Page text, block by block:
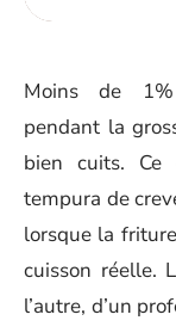
Moins de 1%
pendant la
bien cuits. Ce
tempura de
lorsque la
cuisson réelle.
l’autre, d’un